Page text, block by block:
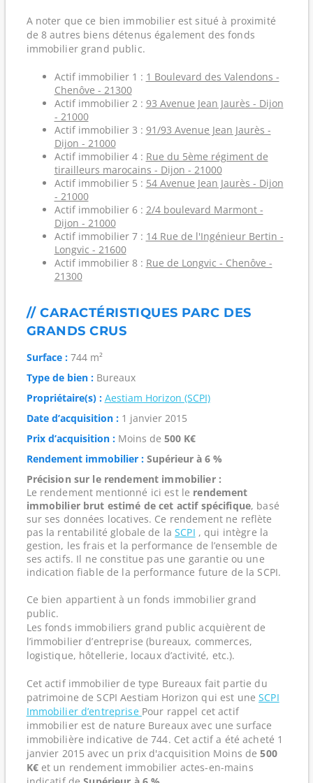
A noter que ce bien immobilier est situé à proximité
de 8 autres biens détenus également des fonds
immobilier grand public.
Actif immobilier 1 : 1 Boulevard des Valendons -
Chenôve - 21300
Actif immobilier 2 : 93 Avenue Jean Jaurès - Dijon
- 21000
Actif immobilier 3 : 91/93 Avenue Jean Jaurès -
Dijon - 21000
Actif immobilier 4 : Rue du 5ème régiment de
tirailleurs marocains - Dijon - 21000
Actif immobilier 5 : 54 Avenue Jean Jaurès - Dijon
- 21000
Actif immobilier 6 : 2/4 boulevard Marmont -
Dijon - 21000
Actif immobilier 7 : 14 Rue de l'Ingénieur Bertin -
Longvic - 21600
Actif immobilier 8 : Rue de Longvic - Chenôve -
21300
// CARACTÉRISTIQUES PARC DES
GRANDS CRUS
Surface :744 m²
Type de bien :Bureaux
Propriétaire(s) : Aestiam Horizon (SCPI)
Date d’acquisition :1 janvier 2015
Prix d’acquisition :Moins de 500 K€
Rendement immobilier : Supérieur à 6 %
Précision sur le rendement immobilier :
Le rendement mentionné ici est le rendement
immobilier brut estimé de cet actif spécifique, basé
sur ses données locatives. Ce rendement ne reflète
pas la rentabilité globale de laSCPI , qui intègre la
gestion, les frais et la performance de l’ensemble de
ses actifs. Il ne constitue pas une garantie ou une
indication fiable de la performance future de la SCPI.
Ce bien appartient à un fonds immobilier grand
public.
Les fonds immobiliers grand public acquièrent de
l’immobilier d’entreprise (bureaux, commerces,
logistique, hôtellerie, locaux d’activité, etc.).
Cet actif immobilier de type Bureaux fait partie du
patrimoine de SCPI Aestiam Horizon qui est uneSCPI
Immobilier d’entreprise Pour rappel cet actif
immobilier est de nature Bureaux avec une surface
immobilière indicative de 744. Cet actif a été acheté 1
janvier 2015 avec un prix d'acquisition Moins de500
K€et un rendement immobilier actes-en-mains